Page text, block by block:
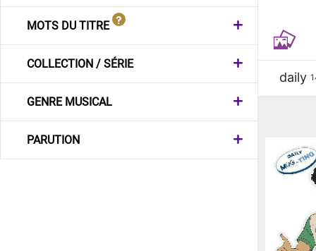
MOTS DU TITRE
COLLECTION / SÉRIE
GENRE MUSICAL
PARUTION
daily